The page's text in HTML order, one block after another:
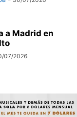
a Madrid en
07/2026